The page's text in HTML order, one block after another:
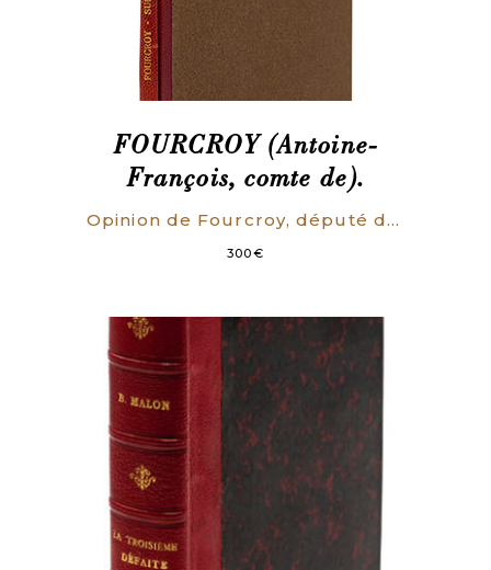
FOURCROY (Antoine-
François, comte de).
Opinion de Fourcroy, député du département de Paris, sur le projet d’éducation nationale de Michel Le Pelletier : prononcée dans la séance du 30 juillet 1793.
300€